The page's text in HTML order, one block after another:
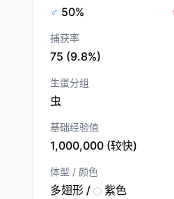
♂ 50%
捕获率
75 (9.8%)
生蛋分组
虫
基础经验值
1,000,000 (较快)
体型 / 颜色
多翅形 / 紫色